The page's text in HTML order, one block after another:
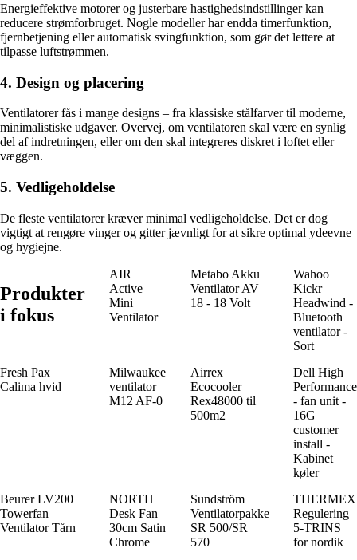
Energieffektive motorer og justerbare hastighedsindstillinger kan
reducere strømforbruget. Nogle modeller har endda timerfunktion,
fjernbetjening eller automatisk svingfunktion, som gør det lettere at
tilpasse luftstrømmen.
4. Design og placering
Ventilatorer fås i mange designs – fra klassiske stålfarver til moderne,
minimalistiske udgaver. Overvej, om ventilatoren skal være en synlig
del af indretningen, eller om den skal integreres diskret i loftet eller
væggen.
5. Vedligeholdelse
De fleste ventilatorer kræver minimal vedligeholdelse. Det er dog
vigtigt at rengøre vinger og gitter jævnligt for at sikre optimal ydeevne
og hygiejne.
Produkter
i fokus
AIR+
Active
Mini
Ventilator
Metabo Akku
Ventilator AV
18 - 18 Volt
Wahoo
Kickr
Headwind -
Bluetooth
ventilator -
Sort
Fresh Pax
Calima hvid
Milwaukee
ventilator
M12 AF-0
Airrex
Ecocooler
Rex48000 til
500m2
Dell High
Performance
- fan unit -
16G
customer
install -
Kabinet
køler
Beurer LV200
Towerfan
Ventilator Tårn
NORTH
Desk Fan
30cm Satin
Chrome
Sundström
Ventilatorpakke
SR 500/SR
570
THERMEX
Regulering
5-TRINS
for nordik